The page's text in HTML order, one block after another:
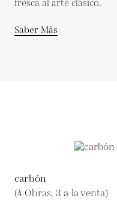
fresca al arte clásico.
Saber Más
carbón
(4 Obras, 3 a la venta)